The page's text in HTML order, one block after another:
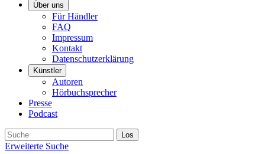
Über uns
Für Händler
FAQ
Impressum
Kontakt
Datenschutzerklärung
Künstler
Autoren
Hörbuchsprecher
Presse
Podcast
Erweiterte Suche